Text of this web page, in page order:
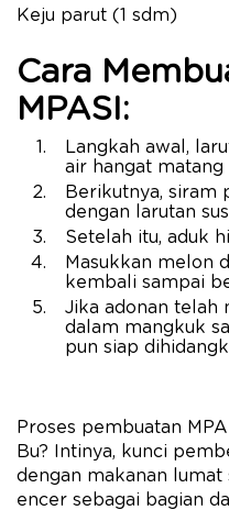
Keju parut (1 sdm)
Cara
MPASI :
Langkah awal,
air hangat matang
Berikutnya, siram
dengan larutan
Setelah itu, aduk
Masukkan melon
kembali sampai
Jika adonan telah
dalam mangkuk
pun siap
Proses pembuatan
Bu? Intinya, kunci
dengan makanan lumat
encer sebagai bagian